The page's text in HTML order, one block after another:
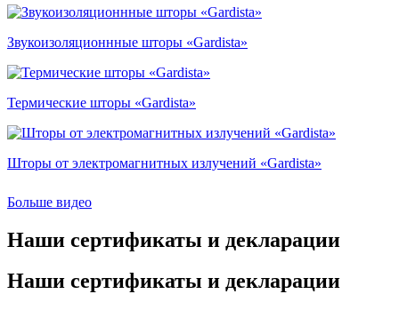
Звукоизоляционнные шторы «Gardista»
Термические шторы «Gardista»
Шторы от электромагнитных излучений «Gardista»
Больше видео
Наши сертификаты и декларации
Наши сертификаты и декларации